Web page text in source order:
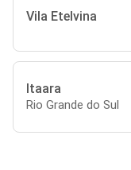
Vila Etelvina
Itaara
Rio Grande do Sul